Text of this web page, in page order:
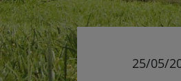
25/05/